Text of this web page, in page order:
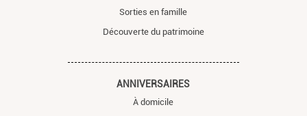
Sorties en famille
Découverte du patrimoine
ANNIVERSAIRES
À domicile